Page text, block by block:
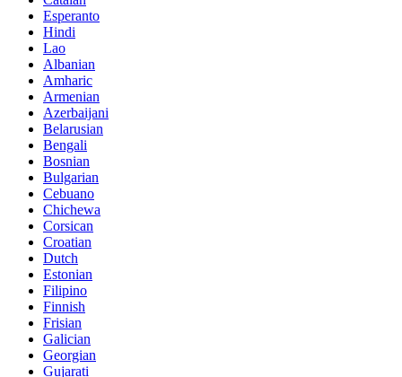
Esperanto
Hindi
Lao
Albanian
Amharic
Armenian
Azerbaijani
Belarusian
Bengali
Bosnian
Bulgarian
Cebuano
Chichewa
Corsican
Croatian
Dutch
Estonian
Filipino
Finnish
Frisian
Galician
Georgian
Gujarati